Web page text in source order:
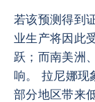
若该预测得到
业生产将因此
跃；而南美洲
响。 拉尼娜现
部分地区带来